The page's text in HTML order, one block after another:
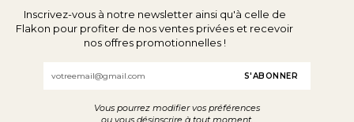
Inscrivez-vous à notre newsletter ainsi qu'à celle de
Flakon pour profiter de nos ventes privées et recevoir
nos offres promotionnelles !
Email
Vous pourrez modifier vos préférences